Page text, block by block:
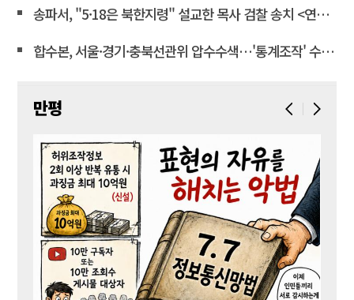
송파서, "5·18은 북한지령" 설교한 목사 검찰 송치 <연합뉴스>
합수본, 서울·경기·충북선관위 압수수색…'통계조작' 수사확대
만평